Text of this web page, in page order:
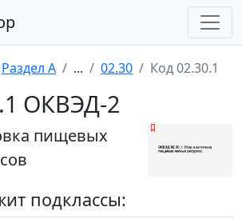
Раздел A ... 02.30 Код 02.30.1
ОКВЭД-2
пищевых
подклассы: